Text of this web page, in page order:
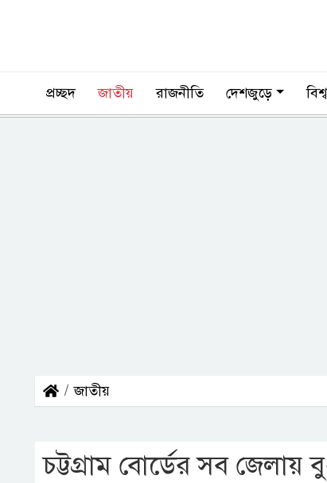
প্রচ্ছদ জাতীয় রাজনীতি দেশজুড়ে বিশ্ব
জাতীয়
চট্টগ্রাম বোর্ডের সব জেলায়